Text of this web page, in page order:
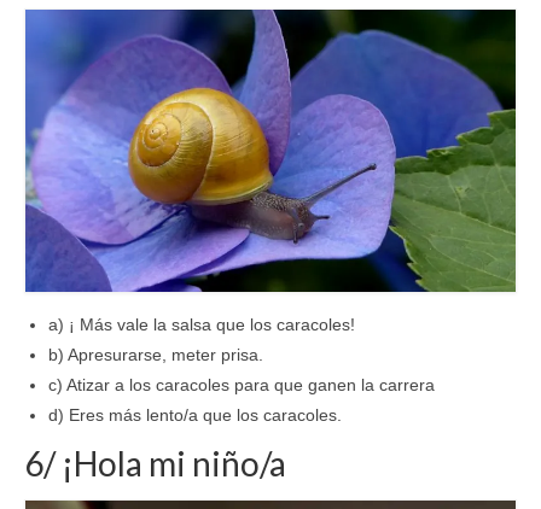
a) ¡ Más vale la salsa que los caracoles!
b) Apresurarse, meter prisa.
c) Atizar a los caracoles para que ganen la carrera
d) Eres más lento/a que los caracoles.
6/ ¡Hola mi niño/a